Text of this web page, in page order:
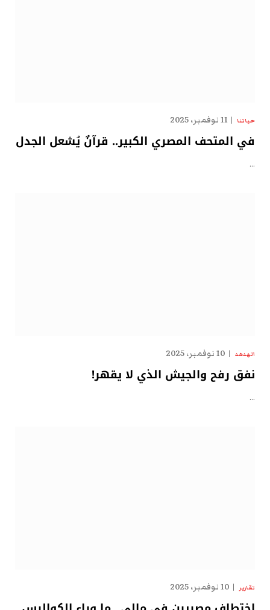
حياتنا 11 نوفمبر، 2025
في المتحف المصري الكبير.. قرآنٌ يُشعل الجدل
…
الهدهد 10 نوفمبر، 2025
نفق رفح والجيش الذي لا يقهر!
…
تقارير 10 نوفمبر، 2025